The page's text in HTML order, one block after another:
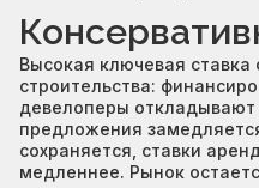
Высокая ключевая
строительства:
девелоперы откладывают
предложения
сохраняется, ставки
медленнее. Рынок